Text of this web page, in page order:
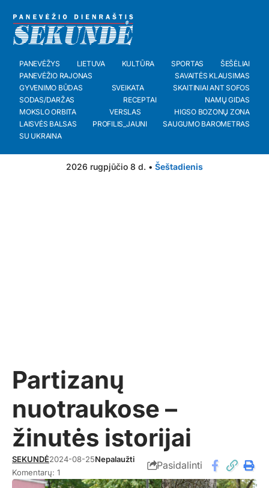
PANEVĖŽYS LIETUVA KULTŪRA SPORTAS
ŠEŠĖLIAI
PANEVĖŽIO RAJONAS
SAVAITĖS KLAUSIMAS
GYVENIMO BŪDAS
SVEIKATA
SKAITINIAI ANT SOFOS
SODAS/DARŽAS
RECEPTAI
NAMŲ GIDAS
MOKSLO ORBITA
VERSLAS
HIGSO BOZONŲ ZONA
LAISVĖS BALSAS
PROFILIS_JAUNI
SAUGUMO BAROMETRAS
SU UKRAINA
2026 rugpjūčio 8 d. • Šeštadienis
Partizanų
nuotraukose –
žinutės istorijai
SEKUNDĖ2024-08-25Nepalaužti
Komentarų: 1
Pasidalinti